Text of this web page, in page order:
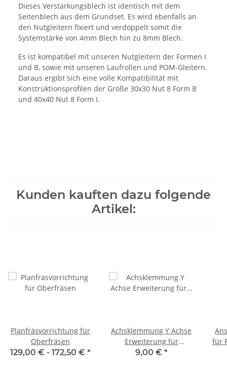
Dieses Verstärkungsblech ist identisch mit dem
Seitenblech aus dem Grundset. Es wird ebenfalls an
den Nutgleitern fixiert und verdoppelt somit die
Systemstärke von 4mm Blech hin zu 8mm Blech.
Es ist kompatibel mit unseren Nutgleitern der Formen I
und B, sowie mit unseren Laufrollen und POM-Gleitern.
Daraus ergibt sich eine volle Kompatibilität mit
Konstruktionsprofilen der Größe 30x30 Nut 8 Form B
und 40x40 Nut 8 Form I.
Kunden kauften dazu folgende
Artikel:
Planfräsvorrichtung für
Oberfräsen
129,00 € - 172,50 € *
Achsklemmung Y Achse
Erweiterung für
Planfräsvorrichtung
9,00 € *
für